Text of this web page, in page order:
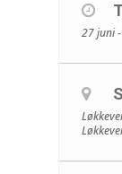
27 juni